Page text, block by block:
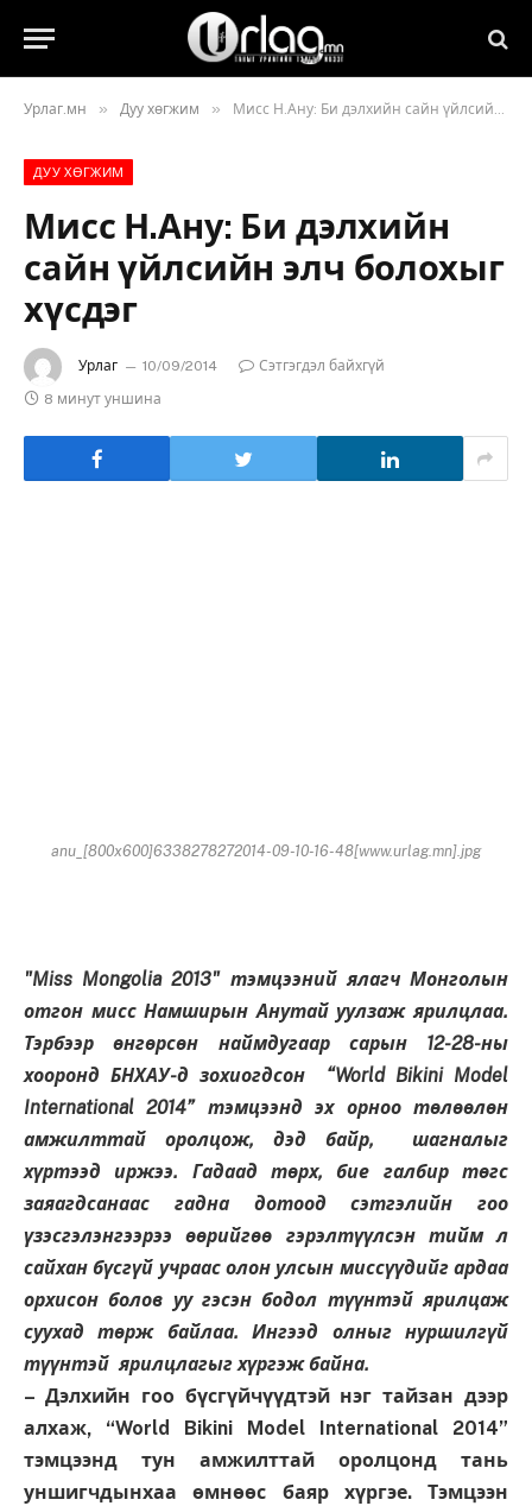
Урлаг.мн » Дуу хөгжим » Мисс Н.Ану: Би дэлхийн сайн үйлсийн элч болохыг хүсдэг
ДУУ ХӨГЖИМ
Мисс Н.Ану: Би дэлхийн
сайн үйлсийн элч болохыг
хүсдэг
Урлаг 10/09/2014
Сэтгэгдэл байхгүй
8 минут уншина
anu_[800x600]6338278272014-09-10-16-48[www.urlag.mn].jpg
"Miss Mongolia 2013" тэмцээний ялагч Монголын
отгон мисс Намширын Анутай уулзаж ярилцлаа.
Тэрбээр өнгөрсөн наймдугаар сарын 12-28-ны
хооронд БНХАУ-д зохиогдсон “World Bikini Model
International 2014” тэмцээнд эх орноо төлөөлөн
амжилттай оролцож, дэд байр, шагналыг
хүртээд иржээ. Гадаад төрх, бие галбир төгс
заяагдсанаас гадна дотоод сэтгэлийн гоо
үзэсгэлэнгээрээ өөрийгөө гэрэлтүүлсэн тийм л
сайхан бүсгүй учраас олон улсын миссүүдийг ардаа
орхисон болов уу гэсэн бодол түүнтэй ярилцаж
суухад төрж байлаа. Ингээд олныг нуршилгүй
түүнтэй ярилцлагыг хүргэж байна.
– Дэлхийн гоо бүсгүйчүүдтэй нэг тайзан дээр
алхаж, “World Bikini Model International 2014”
тэмцээнд тун амжилттай оролцонд тань
уншигчдынхаа өмнөөс баяр хүргэе. Тэмцээн